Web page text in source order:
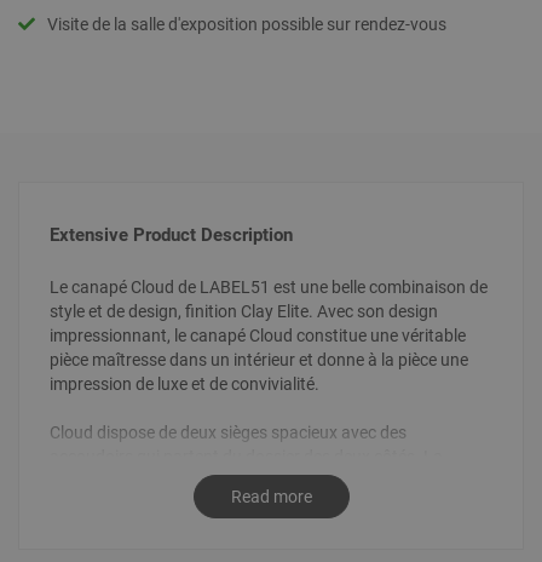
Visite de la salle d'exposition possible sur rendez-vous
Extensive Product Description
Le canapé Cloud de LABEL51 est une belle combinaison de
style et de design, finition Clay Elite. Avec son design
impressionnant, le canapé Cloud constitue une véritable
pièce maîtresse dans un intérieur et donne à la pièce une
impression de luxe et de convivialité.
Cloud dispose de deux sièges spacieux avec des
combinaison des formes organiques et de la symétrie
confère au canapé une touche unique. La combinaison des
Read more